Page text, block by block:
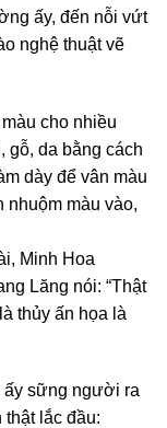
ấy, đến nỗi vứt
nghệ thuật vẽ
cho nhiều
gỗ, da bằng cách
dày để vân màu
nhuộm màu vào,
Minh Hoa
Lăng nói: “Thật
thủy ấn họa là
ấy sững người ra
lắc đầu: